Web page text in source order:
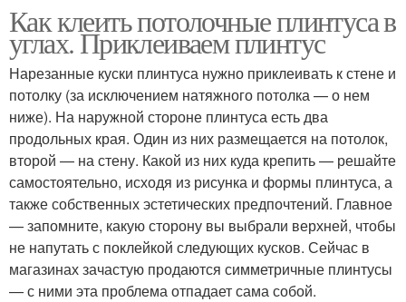
Как клеить потолочные плинтуса в
углах. Приклеиваем плинтус
Нарезанные куски плинтуса нужно приклеивать к стене и
потолку (за исключением натяжного потолка — о нем
ниже). На наружной стороне плинтуса есть два
продольных края. Один из них размещается на потолок,
второй — на стену. Какой из них куда крепить — решайте
самостоятельно, исходя из рисунка и формы плинтуса, а
также собственных эстетических предпочтений. Главное
— запомните, какую сторону вы выбрали верхней, чтобы
не напутать с поклейкой следующих кусков. Сейчас в
магазинах зачастую продаются симметричные плинтусы
— с ними эта проблема отпадает сама собой.